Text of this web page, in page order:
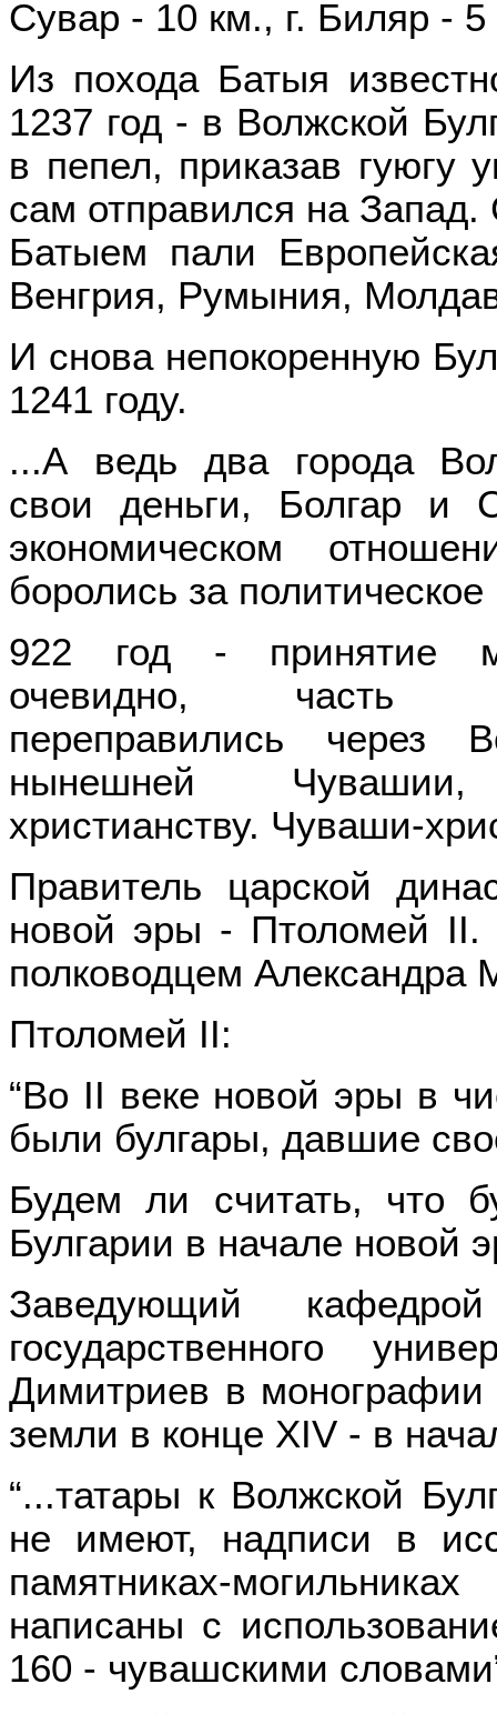
Сувар - 10 км., г. Биляр -
Из похода Батыя
1237 год - в Волжской
в пепел, приказав гуюгу
сам отправился на
Батыем пали
Венгрия, Румыния,
И снова непокоренную
1241 году.
...А ведь два города
свои деньги, Болгар и
экономическом
боролись за политическое
922 год - принятие
очевидно, часть
переправились
нынешней
христианству. Чуваши-
Правитель царской
новой эры - Птоломей
полководцем Александра
Птоломей II:
“Во II веке новой эры в
были булгары, давшие
Будем ли считать, что
Булгарии в начале новой
Заведующий
государственного
Димитриев в монографии
земли в конце XIV - в
“...татары к Волжской
не имеют, надписи в
памятниках-
написаны с
160 - чувашскими